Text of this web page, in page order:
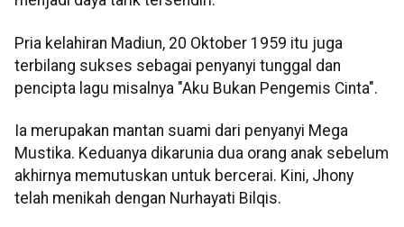
Pria kelahiran Madiun, 20 Oktober 1959 itu juga
terbilang sukses sebagai penyanyi tunggal dan
pencipta lagu misalnya "Aku Bukan Pengemis Cinta".
Ia merupakan mantan suami dari penyanyi Mega
Mustika. Keduanya dikarunia dua orang anak sebelum
akhirnya memutuskan untuk bercerai. Kini, Jhony
telah menikah dengan Nurhayati Bilqis.